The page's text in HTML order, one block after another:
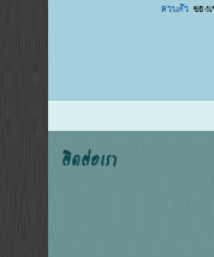
ส่วนตัว ของเ
ติดต่อเรา